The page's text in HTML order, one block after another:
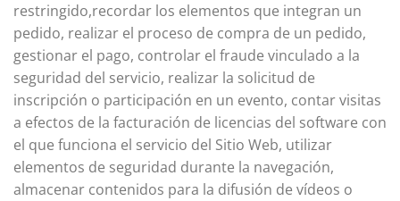
restringido,recordar los elementos que integran un
pedido, realizar el proceso de compra de un pedido,
gestionar el pago, controlar el fraude vinculado a la
seguridad del servicio, realizar la solicitud de
inscripción o participación en un evento, contar visitas
a efectos de la facturación de licencias del software con
el que funciona el servicio del Sitio Web, utilizar
elementos de seguridad durante la navegación,
almacenar contenidos para la difusión de vídeos o